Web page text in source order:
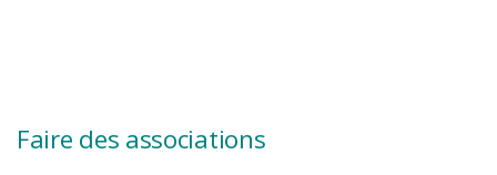
Faire des associations